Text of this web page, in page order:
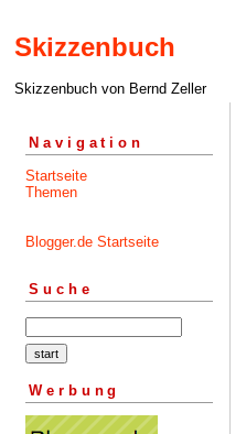
Skizzenbuch
Skizzenbuch von Bernd Zeller
Navigation
Startseite
Themen
Blogger.de Startseite
Suche
Werbung